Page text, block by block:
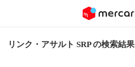
リンク・アサルト SRP の検索結果